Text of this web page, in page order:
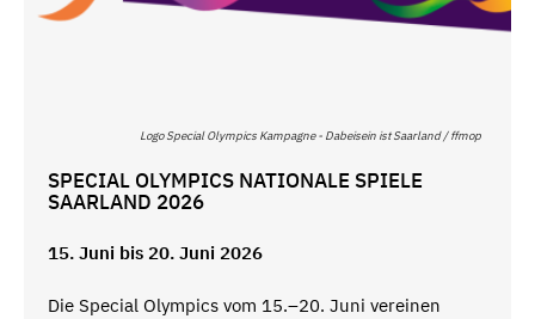
Logo Special Olympics Kampagne - Dabeisein ist Saarland / ffmop
SPECIAL OLYMPICS NATIONALE SPIELE
SAARLAND 2026
15. Juni bis 20. Juni 2026
Die Special Olympics vom 15.–20. Juni vereinen